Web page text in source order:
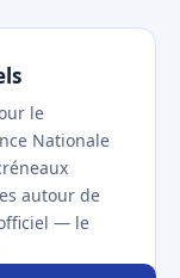
le
Nationale
autour de
— le